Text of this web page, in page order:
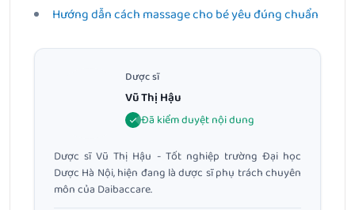
Hướng dẫn cách massage cho bé yêu đúng chuẩn
Dược sĩ
Vũ Thị Hậu
Đã kiểm duyệt nội dung
Dược sĩ Vũ Thị Hậu - Tốt nghiệp trường Đại học
Dược Hà Nội, hiện đang là dược sĩ phụ trách chuyên
môn của Daibaccare.